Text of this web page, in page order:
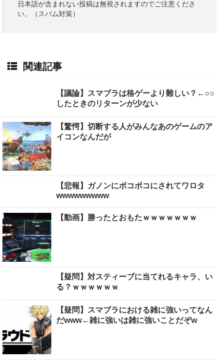
日本語が含まれない投稿は無視されますのでご注意くださ
い。（スパム対策）
関連記事
【議論】スマブラは格ゲーより難しい？←○○
したときのリターンが少ない
【驚愕】切断する人がみんなあのゲームのア
イコンなんだが
【悲報】ガノンにボコボコにされてワロタ
wwwwwwwww
【動画】勝ったとおもたｗｗｗｗｗｗｗ
【疑問】対スティーブに当てれるキャラ、い
る？ｗｗｗｗｗｗ
【疑問】スマブラにおける雑に強いってなん
だwww←雑に強いは雑に強いことだぞw